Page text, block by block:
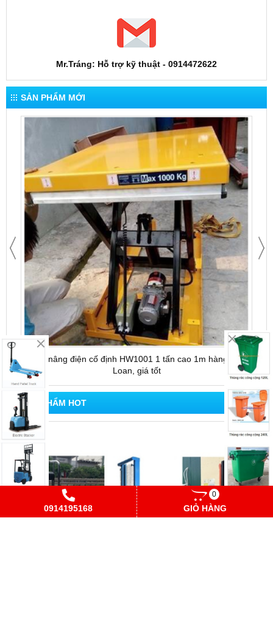
Mr.Tráng: Hỗ trợ kỹ thuật - 0914472622
SẢN PHẨM MỚI
Bàn nâng điện cố định HW1001 1 tấn cao 1m hàng Đài
Loan, giá tốt
Bàn
SẢN PHẨM HOT
0914195168
0
GIỎ HÀNG